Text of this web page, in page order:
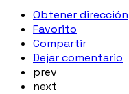
Obtener dirección
Favorito
Compartir
Dejar comentario
prev
next